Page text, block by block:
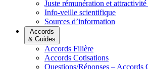
Juste rémunération et attractivité
Info-veille scientifique
Sources d’information
Accords
& Guides
Accords Filière
Accords Cotisations
Questions/Réponses – Accords